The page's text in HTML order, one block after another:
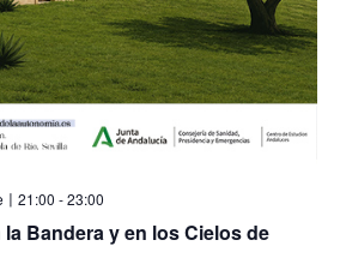
21:00 -23:00
Bandera y en los Cielos de